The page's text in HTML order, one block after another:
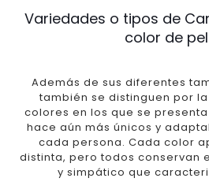
Variedades o tipos de
color de
Además de sus diferentes
también se distinguen por
colores en los que se
hace aún más únicos y
cada persona. Cada color
distinta, pero todos conservan
y simpático que